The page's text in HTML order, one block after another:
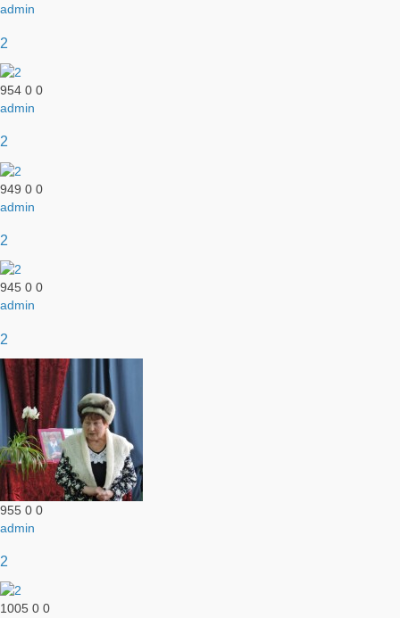
admin
2
954 0 0
admin
2
949 0 0
admin
2
945 0 0
admin
2
955 0 0
admin
2
1005 0 0